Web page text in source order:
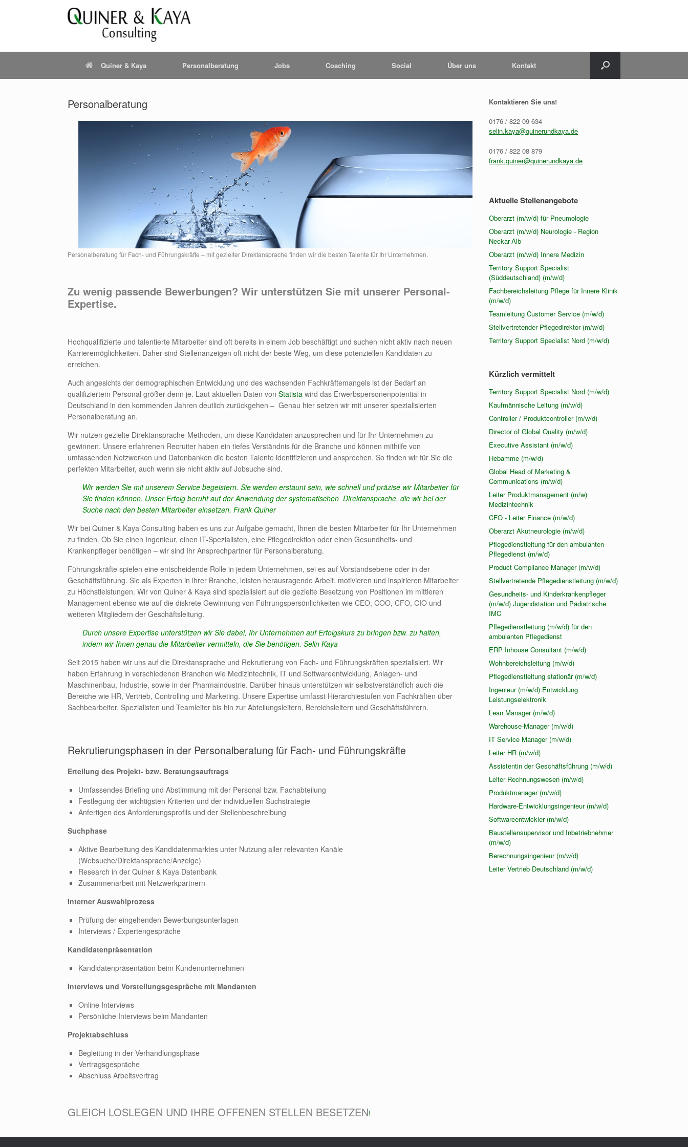
Quiner & Kaya Personalberatung Jobs Coaching Social Über uns Kontakt
Personalberatung
Personalberatung für Fach- und Führungskräfte – mit gezielter Direktansprache finden wir die besten Talente für Ihr Unternehmen.
Zu wenig passende Bewerbungen? Wir unterstützen Sie mit unserer Personal-
Expertise.
Hochqualifizierte und talentierte Mitarbeiter sind oft bereits in einem Job beschäftigt und suchen nicht aktiv nach neuen
Karrieremöglichkeiten. Daher sind Stellenanzeigen oft nicht der beste Weg, um diese potenziellen Kandidaten zu
erreichen.
Auch angesichts der demographischen Entwicklung und des wachsenden Fachkräftemangels ist der Bedarf an
qualifiziertem Personal größer denn je. Laut aktuellen Daten von Statista wird das Erwerbspersonenpotential in
Deutschland in den kommenden Jahren deutlich zurückgehen – Genau hier setzen wir mit unserer spezialisierten
Personalberatung an.
Wir nutzen gezielte Direktansprache-Methoden, um diese Kandidaten anzusprechen und für Ihr Unternehmen zu
gewinnen. Unsere erfahrenen Recruiter haben ein tiefes Verständnis für die Branche und können mithilfe von
umfassenden Netzwerken und Datenbanken die besten Talente identifizieren und ansprechen. So finden wir für Sie die
perfekten Mitarbeiter, auch wenn sie nicht aktiv auf Jobsuche sind.
Wir werden Sie mit unserem Service begeistern. Sie werden erstaunt sein, wie schnell und präzise wir Mitarbeiter für
Sie finden können. Unser Erfolg beruht auf der Anwendung der systematischen Direktansprache, die wir bei der
Suche nach den besten Mitarbeiter einsetzen. Frank Quiner
Wir bei Quiner & Kaya Consulting haben es uns zur Aufgabe gemacht, Ihnen die besten Mitarbeiter für Ihr Unternehmen
zu finden. Ob Sie einen Ingenieur, einen IT-Spezialisten, eine Pflegedirektion oder einen Gesundheits- und
Krankenpfleger benötigen – wir sind Ihr Ansprechpartner für Personalberatung.
Führungskräfte spielen eine entscheidende Rolle in jedem Unternehmen, sei es auf Vorstandsebene oder in der
Geschäftsführung. Sie als Experten in ihrer Branche, leisten herausragende Arbeit, motivieren und inspirieren Mitarbeiter
zu Höchstleistungen. Wir von Quiner & Kaya sind spezialisiert auf die gezielte Besetzung von Positionen im mittleren
Management ebenso wie auf die diskrete Gewinnung von Führungspersönlichkeiten wie CEO, COO, CFO, CIO und
weiteren Mitgliedern der Geschäftsleitung.
Durch unsere Expertise unterstützen wir Sie dabei, Ihr Unternehmen auf Erfolgskurs zu bringen bzw. zu halten,
indem wir Ihnen genau die Mitarbeiter vermitteln, die Sie benötigen. Selin Kaya
Seit 2015 haben wir uns auf die Direktansprache und Rekrutierung von Fach- und Führungskräften spezialisiert. Wir
haben Erfahrung in verschiedenen Branchen wie Medizintechnik, IT und Softwareentwicklung, Anlagen- und
Maschinenbau, Industrie, sowie in der Pharmaindustrie. Darüber hinaus unterstützen wir selbstverständlich auch die
Bereiche wie HR, Vertrieb, Controlling und Marketing. Unsere Expertise umfasst Hierarchiestufen von Fachkräften über
Sachbearbeiter, Spezialisten und Teamleiter bis hin zur Abteilungsleitern, Bereichsleitern und Geschäftsführern.
Rekrutierungsphasen in der Personalberatung für Fach- und Führungskräfte
Erteilung des Projekt- bzw. Beratungsauftrags
Umfassendes Briefing und Abstimmung mit der Personal bzw. Fachabteilung
Festlegung der wichtigsten Kriterien und der individuellen Suchstrategie
Anfertigen des Anforderungsprofils und der Stellenbeschreibung
Suchphase
Aktive Bearbeitung des Kandidatenmarktes unter Nutzung aller relevanten Kanäle
(Websuche/Direktansprache/Anzeige)
Research in der Quiner & Kaya Datenbank
Zusammenarbeit mit Netzwerkpartnern
Interner Auswahlprozess
Prüfung der eingehenden Bewerbungsunterlagen
Interviews / Expertengespräche
Kandidatenpräsentation
Kandidatenpräsentation beim Kundenunternehmen
Interviews und Vorstellungsgespräche mit Mandanten
Online Interviews
Persönliche Interviews beim Mandanten
Projektabschluss
Begleitung in der Verhandlungsphase
Vertragsgespräche
Abschluss Arbeitsvertrag
GLEICH LOSLEGEN UND IHRE OFFENEN STELLEN BESETZEN!
Kontaktieren Sie uns!
0176 / 822 09 634
selin.kaya@quinerundkaya.de
0176 / 822 08 879
frank.quiner@quinerundkaya.de
Aktuelle Stellenangebote
Oberarzt (m/w/d) für Pneumologie
Oberarzt (m/w/d) Neurologie - Region
Neckar-Alb
Oberarzt (m/w/d) Innere Medizin
Territory Support Specialist
(Süddeutschland) (m/w/d)
Fachbereichsleitung Pflege für Innere Klinik
(m/w/d)
Teamleitung Customer Service (m/w/d)
Stellvertretender Pflegedirektor (m/w/d)
Territory Support Specialist Nord (m/w/d)
Kürzlich vermittelt
Territory Support Specialist Nord (m/w/d)
Kaufmännische Leitung (m/w/d)
Controller / Produktcontroller (m/w/d)
Director of Global Quality (m/w/d)
Executive Assistant (m/w/d)
Hebamme (m/w/d)
Global Head of Marketing &
Communications (m/w/d)
Leiter Produktmanagement (m/w)
Medizintechnik
CFO - Leiter Finance (m/w/d)
Oberarzt Akutneurologie (m/w/d)
Pflegedienstleitung für den ambulanten
Pflegedienst (m/w/d)
Product Compliance Manager (m/w/d)
Stellvertretende Pflegedienstleitung (m/w/d)
Gesundheits- und Kinderkrankenpfleger
(m/w/d) Jugendstation und Pädiatrische
IMC
Pflegedienstleitung (m/w/d) für den
ambulanten Pflegedienst
ERP Inhouse Consultant (m/w/d)
Wohnbereichsleitung (m/w/d)
Pflegedienstleitung stationär (m/w/d)
Ingenieur (m/w/d) Entwicklung
Leistungselektronik
Lean Manager (m/w/d)
Warehouse-Manager (m/w/d)
IT Service Manager (m/w/d)
Leiter HR (m/w/d)
Assistentin der Geschäftsführung (m/w/d)
Leiter Rechnungswesen (m/w/d)
Produktmanager (m/w/d)
Hardware-Entwicklungsingenieur (m/w/d)
Softwareentwickler (m/w/d)
Baustellensupervisor und Inbetriebnehmer
(m/w/d)
Berechnungsingenieur (m/w/d)
Leiter Vertrieb Deutschland (m/w/d)